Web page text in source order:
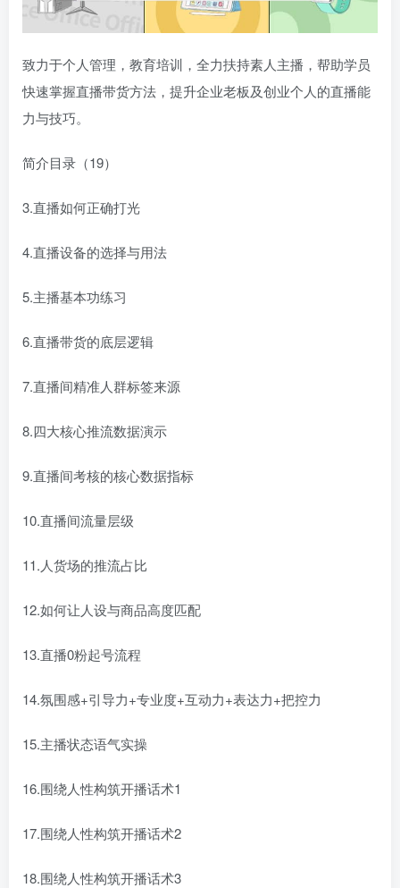
致力于个人管理，教育培训，全力扶持素人主播，帮助学员
快速掌握直播带货方法，提升企业老板及创业个人的直播能
力与技巧。
简介目录（19）
3.直播如何正确打光
4.直播设备的选择与用法
5.主播基本功练习
6.直播带货的底层逻辑
7.直播间精准人群标签来源
8.四大核心推流数据演示
9.直播间考核的核心数据指标
10.直播间流量层级
11.人货场的推流占比
12.如何让人设与商品高度匹配
13.直播0粉起号流程
14.氛围感+引导力+专业度+互动力+表达力+把控力
15.主播状态语气实操
16.围绕人性构筑开播话术1
17.围绕人性构筑开播话术2
18.围绕人性构筑开播话术3